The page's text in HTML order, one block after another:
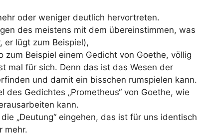
oder weniger deutlich hervortreten.
des meistens mit dem übereinstimmen, was
er lügt zum Beispiel),
Beispiel einem Gedicht von Goethe, völlig
mal für sich. Denn das ist das Wesen der
und damit ein bisschen rumspielen kann.
des Gedichtes „Prometheus“ von Goethe, wie
kann.
„Deutung“ eingehen, das ist für uns identisch
mehr.